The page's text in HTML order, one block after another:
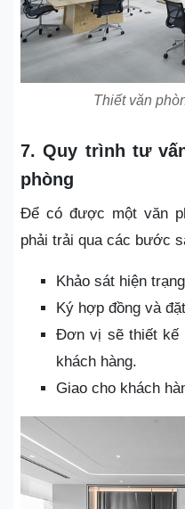
Thiết văn
7. Quy trình tư
phòng
Để có được một văn
phải trải qua các bước
Khảo sát hiện
Ký hợp đồng và
Đơn vị sẽ thiết kế
khách hàng.
Giao cho khách